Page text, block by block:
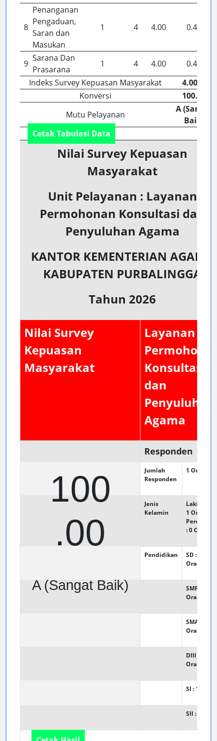
8
Penanganan
Pengaduan,
Saran dan
Masukan
1 4 4.00 0.44
9
Sarana Dan
Prasarana
1 4 4.00
0.44
Indeks Survey Kepuasan Masyarakat
4.00 ( )
Konversi
100.00
Mutu Pelayanan
A (Sangat
Baik)
Cetak Tabulasi Data
Nilai Survey Kepuasan
Masyarakat
Unit Pelayanan : Layanan
Permohonan Konsultasi dan
Penyuluhan Agama
KANTOR KEMENTERIAN AGAMA
KABUPATEN PURBALINGGA
Tahun 2026
Nilai Survey
Kepuasan
Masyarakat
Layanan
Konsultasi
dan
Penyuluhan
Agama
100
.00
A (Sangat Baik)
Responden
Jumlah
Responden
1 Orang
Jenis
Kelamin
Laki - Laki
1 Orang
: 0Orang
Pendidikan
SD : 0
Orang
SMP : 0
Orang
SMA : 0
Orang
DIII : 0
Orang
SI : 1
SII : 0